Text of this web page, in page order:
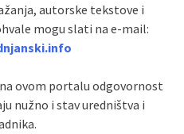
autorske tekstove i
mogu slati na e-mail:
ovom portalu odgovornost
nužno i stav uredništva i